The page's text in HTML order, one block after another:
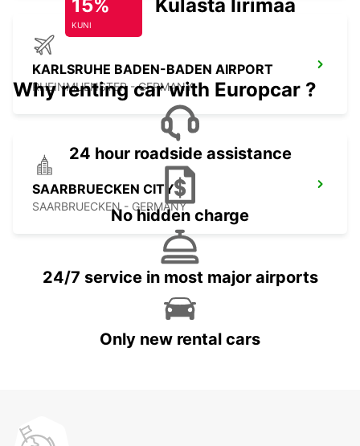
KARLSRUHE BADEN-BADEN AIRPORT
RHEINMUENSTER - GERMANY
SAARBRUECKEN CITY
SAARBRUECKEN - GERMANY
15%
KUNI
Külasta Iirimaad
Why renting car with Europcar ?
24 hour roadside assistance
No hidden charge
24/7 service in most major airports
Only new rental cars